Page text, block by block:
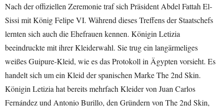
Nach der offiziellen Zeremonie traf sich Präsident Abdel Fattah El-
Sissi mit König Felipe VI. Während dieses Treffens der Staatschefs
lernten sich auch die Ehefrauen kennen. Königin Letizia
beeindruckte mit ihrer Kleiderwahl. Sie trug ein langärmeliges
weißes Guipure-Kleid, wie es das Protokoll in Ägypten vorsieht. Es
handelt sich um ein Kleid der spanischen Marke The 2nd Skin.
Königin Letizia hat bereits mehrfach Kleider von Juan Carlos
Fernández und Antonio Burillo, den Gründern von The 2nd Skin,